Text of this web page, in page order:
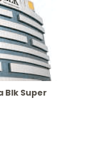
Blk Super